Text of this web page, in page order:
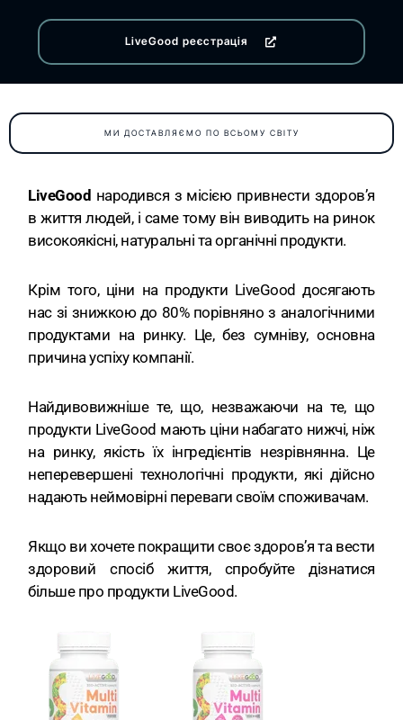
LiveGood реєстрація
МИ ДОСТАВЛЯЄМО ПО ВСЬОМУ СВІТУ
LiveGood народився з місією привнести здоров’я
в життя людей, і саме тому він виводить на ринок
високоякісні, натуральні та органічні продукти.
Крім того, ціни на продукти LiveGood досягають
нас зі знижкою до 80% порівняно з аналогічними
продуктами на ринку. Це, без сумніву, основна
причина успіху компанії.
Найдивовижніше те, що, незважаючи на те, що
продукти LiveGood мають ціни набагато нижчі, ніж
на ринку, якість їх інгредієнтів незрівнянна. Це
неперевершені технологічні продукти, які дійсно
надають неймовірні переваги своїм споживачам.
Якщо ви хочете покращити своє здоров’я та вести
здоровий спосіб життя, спробуйте дізнатися
більше про продукти LiveGood.